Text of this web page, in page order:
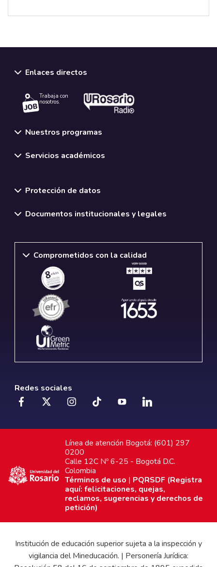
Enlaces directos
Trabaja con
nosotros.
Nuestros programas
Servicios académicos
Protección de datos
Documentos institucionales y legales
Comprometidos con la calidad
Redes sociales
Línea de atención Bogotá: (601) 297
0200
Calle 12C Nº 6-25 - Bogotá D.C.
Colombia
Términos de uso | PQRSDF (Registra
aquí: felicitaciones, quejas,
reclamos, sugerencias y derechos de
petición)
Institución de educación superior sujeta a la inspección y
vigilancia del Mineducación. | Personería Jurídica: